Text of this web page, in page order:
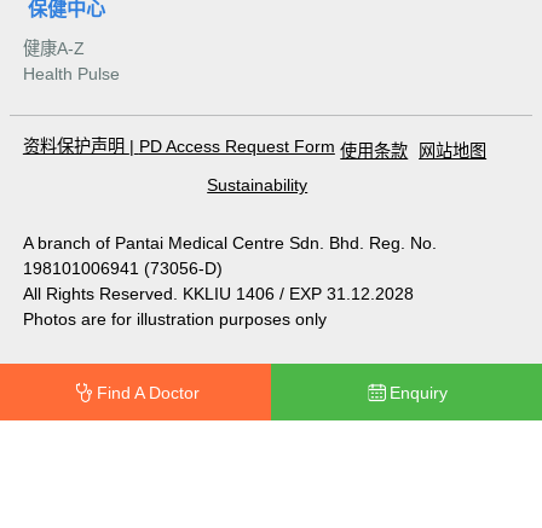
保健中心
健康A-Z
Health Pulse
资料保护声明 | PD Access Request Form 使用条款
网站地图
Sustainability
A branch of Pantai Medical Centre Sdn. Bhd. Reg. No.
198101006941 (73056-D)
All Rights Reserved. KKLIU 1406 / EXP 31.12.2028
Photos are for illustration purposes only
Find A Doctor Enquiry